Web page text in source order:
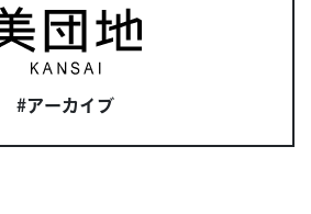
#アーカイブ